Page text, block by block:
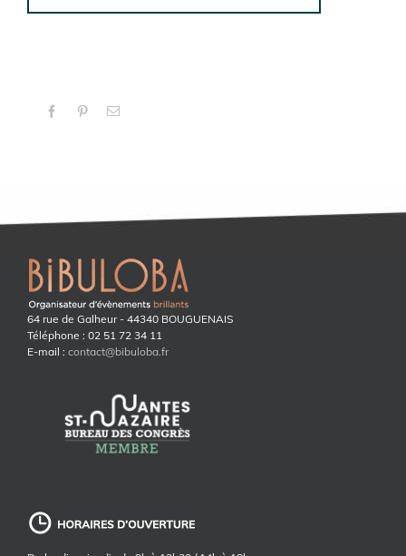
FacebookPinterestEmail
64 rue de Galheur - 44340 BOUGUENAIS
Téléphone : 02 51 72 34 11
E-mail : contact@bibuloba.fr